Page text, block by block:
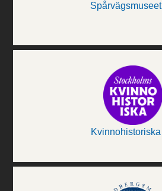
Spårvägsmuseet
Kvinnohistoriska